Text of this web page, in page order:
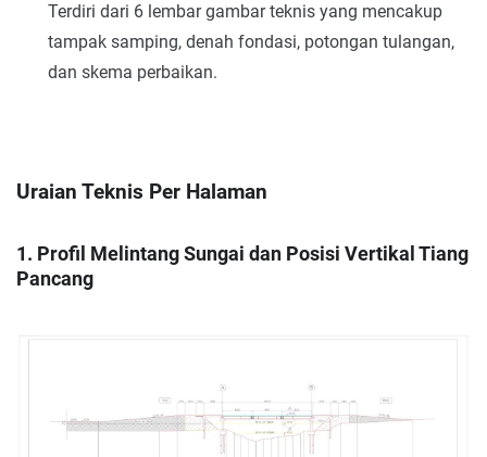
Terdiri dari 6 lembar gambar teknis yang mencakup
tampak samping, denah fondasi, potongan tulangan,
dan skema perbaikan.
Uraian Teknis Per Halaman
1. Profil Melintang Sungai dan Posisi Vertikal Tiang
Pancang